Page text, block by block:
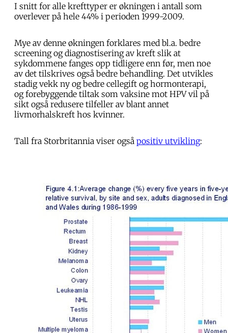
I snitt for alle krefttyper er økningen i antall som
overlever på hele 44% i perioden 1999-2009.
Mye av denne økningen forklares med bl.a. bedre
screening og diagnostisering av kreft slik at
sykdommene fanges opp tidligere enn før, men noe
av det tilskrives også bedre behandling. Det utvikles
stadig vekk ny og bedre cellegift og hormonterapi,
og forebyggende tiltak som vaksine mot HPV vil på
sikt også redusere tilfeller av blant annet
livmorhalskreft hos kvinner.
Tall fra Storbritannia viser også positiv utvikling: